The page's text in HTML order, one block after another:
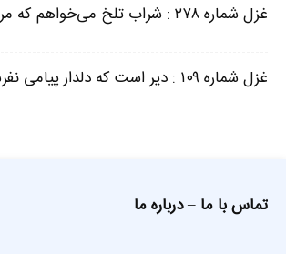
غزل شماره ۲۷۸ : شراب تلخ می‌خواهم که مردافکن بود زورش
غزل شماره ۱۰۹ : دیر است که دلدار پیامی نفرستاد
تماس با ما –درباره ما